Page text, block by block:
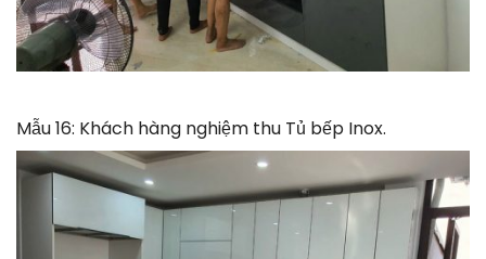
Mẫu 16: Khách hàng nghiệm thu Tủ bếp Inox.